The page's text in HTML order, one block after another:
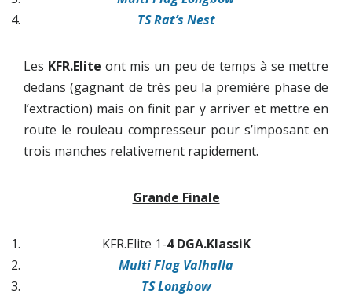
TS Rat’s Nest
Les KFR.Elite ont mis un peu de temps à se mettre
dedans (gagnant de très peu la première phase de
l’extraction) mais on finit par y arriver et mettre en
route le rouleau compresseur pour s’imposant en
trois manches relativement rapidement.
Grande Finale
KFR.Elite 1-4 DGA.KlassiK
Multi Flag Valhalla
TS Longbow